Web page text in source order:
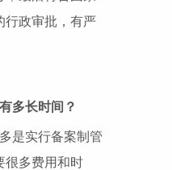
行政审批，有严
多长时间？
是实行备案制管
很多费用和时